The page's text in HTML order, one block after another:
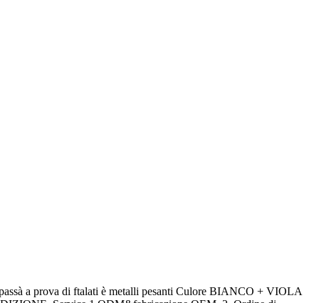
a prova di ftalati è metalli pesanti Culore BIANCO + VIOLA